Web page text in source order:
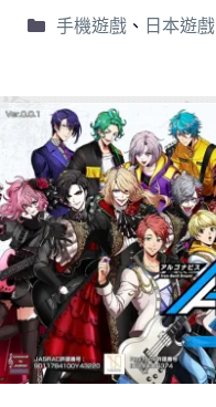
手機遊戲、 日本遊戲